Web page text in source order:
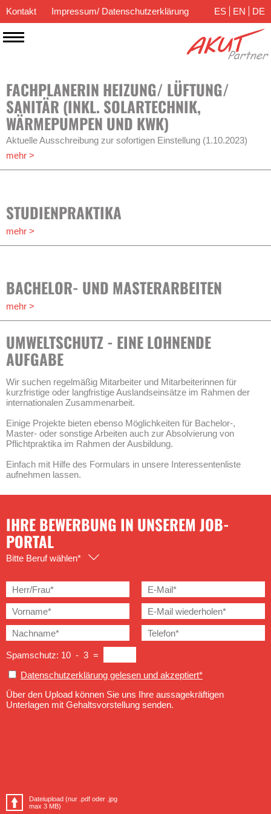
Kontakt Impressum/ Datenschutzerklärung ES EN DE
FACHPLANERIN HEIZUNG/ LÜFTUNG/
SANITÄR (INKL. SOLARTECHNIK,
WÄRMEPUMPEN UND KWK)
Aktuelle Ausschreibung zur sofortigen Einstellung (1.10.2023)
mehr >
STUDIENPRAKTIKA
mehr >
BACHELOR- UND MASTERARBEITEN
mehr >
UMWELTSCHUTZ - EINE LOHNENDE
AUFGABE
Wir suchen regelmäßig Mitarbeiter und Mitarbeiterinnen für
kurzfristige oder langfristige Auslandseinsätze im Rahmen der
internationalen Zusammenarbeit.
Einige Projekte bieten ebenso Möglichkeiten für Bachelor-,
Master- oder sonstige Arbeiten auch zur Absolvierung von
Pflichtpraktika im Rahmen der Ausbildung.
Einfach mit Hilfe des Formulars in unsere Interessentenliste
aufnehmen lassen.
IHRE BEWERBUNG IN UNSEREM JOB-
PORTAL
Bitte Beruf wählen*
Spamschutz: 10 - 3 =
Datenschutzerklärung gelesen und akzeptiert*
Über den Upload können Sie uns Ihre aussagekräftigen
Unterlagen mit Gehaltsvorstellung senden.
Dateiupload (nur .pdf oder .jpg
max 3 MB)